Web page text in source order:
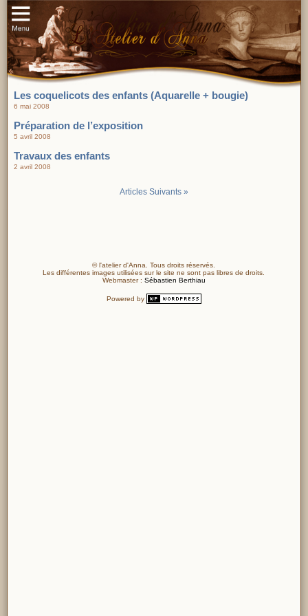
Les coquelicots des enfants (Aquarelle + bougie)
6 mai 2008
Préparation de l’exposition
5 avril 2008
Travaux des enfants
2 avril 2008
Articles Suivants »
© l'atelier d'Anna. Tous droits réservés.
Les différentes images utilisées sur le site ne sont pas libres de droits.
Webmaster : Sébastien Berthiau
Powered by